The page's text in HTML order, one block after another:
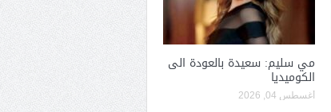
مي سليم: سعيدة بالعودة الى
الكوميديا
أغسطس 04, 2026